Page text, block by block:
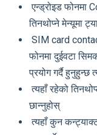
एन्ड्रोइड फोनमा
तिनथोप्ने मेन्यूमा
SIM card
फोनमा दुईवटा
प्रयोग गर्दै हुनुहुन्छ
त्यहाँ रहेको
छान्नुहोस्
त्यहाँ कुन